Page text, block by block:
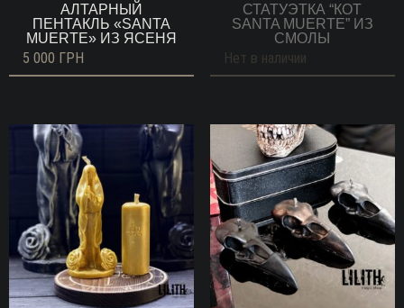
АЛТАРНЫЙ
ПЕНТАКЛЬ «SANTA
MUERTE» ИЗ ЯСЕНЯ
5 000 ГРН
СТАТУЭТКА “КОТ
SANTA MUERTE” ИЗ
СМОЛЫ
Нет в наличии